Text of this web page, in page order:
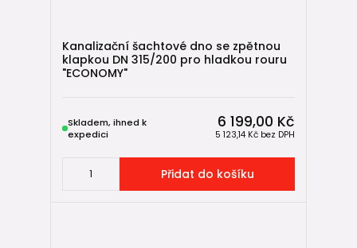
Kanalizační šachtové dno se zpětnou
klapkou DN 315/200 pro hladkou rouru
"ECONOMY"
6 199,00 Kč
5 123,14 Kč bez DPH
Skladem, ihned k
expedici
Přidat do košíku